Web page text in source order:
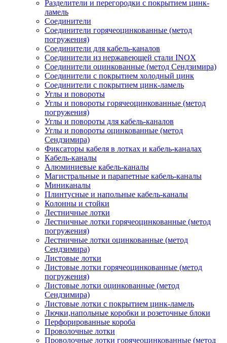
Разделители и перегородки с покрытием цинк-
ламель
Соединители
Соединители горячеоцинкованные (метод
погружения)
Соединители для кабель-каналов
Соединители из нержавеющей стали INOX
Соединители оцинкованные (метод Сендзимира)
Соединители с покрытием холодный цинк
Соединители с покрытием цинк-ламель
Углы и повороты
Углы и повороты горячеоцинкованные (метод
погружения)
Углы и повороты для кабель-каналов
Углы и повороты оцинкованные (метод
Сендзимира)
Фиксаторы кабеля в лотках и кабель-каналах
Кабель-каналы
Алюминиевые кабель-каналы
Магистральные и парапетные кабель-каналы
Миниканалы
Плинтусные и напольные кабель-каналы
Колонны и стойки
Лестничные лотки
Лестничные лотки горячеоцинкованные (метод
погружения)
Лестничные лотки оцинкованные (метод
Сендзимира)
Листовые лотки
Листовые лотки горячеоцинкованные (метод
погружения)
Листовые лотки оцинкованные (метод
Сендзимира)
Листовые лотки с покрытием цинк-ламель
Лючки,напольные коробки и розеточные блоки
Перфорированные короба
Проволочные лотки
Проволочные лотки горячеоцинкованные (метод